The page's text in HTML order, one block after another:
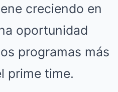
creciendo en
oportunidad
programas más
prime time.